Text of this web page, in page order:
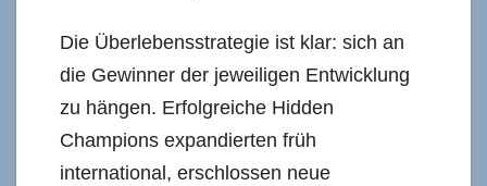
Die Überlebensstrategie ist klar: sich an
die Gewinner der jeweiligen Entwicklung
zu hängen. Erfolgreiche Hidden
Champions expandierten früh
international, erschlossen neue